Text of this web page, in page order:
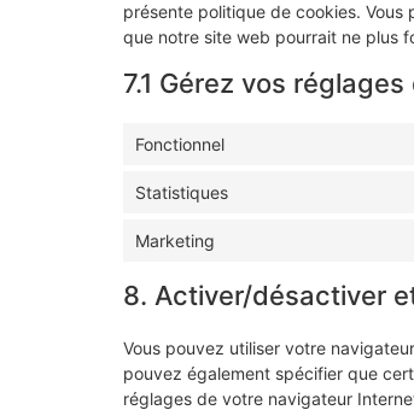
présente politique de cookies. Vous
que notre site web pourrait ne plus
7.1 Gérez vos
Fonctionnel
Statistiques
Marketing
8. Activer/désactiver
Vous pouvez utiliser votre
pouvez également spécifier que
réglages de votre navigateur